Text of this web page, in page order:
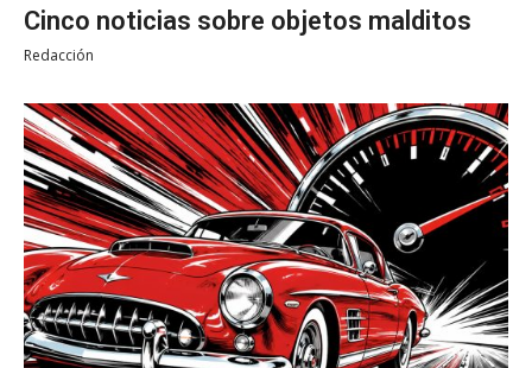
Cinco noticias sobre objetos malditos
Redacción